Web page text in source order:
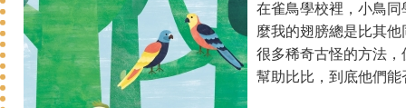
在雀鳥學校裡，小鳥
麼我的翅膀總是比其
很多稀奇古怪的方法
幫助比比，到底他們